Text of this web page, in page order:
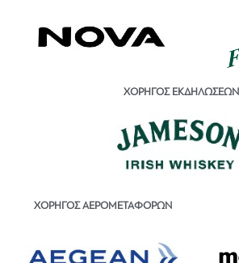
ΧΟΡΗΓΟΣ ΕΚΔΗΛΩΣΕΩΝ
ΧΟΡΗΓΟΣ ΑΕΡΟΜΕΤΑΦΟΡΩΝ